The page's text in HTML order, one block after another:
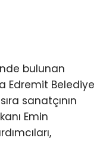
bulunan
Edremit Belediye
sanatçının
Emin